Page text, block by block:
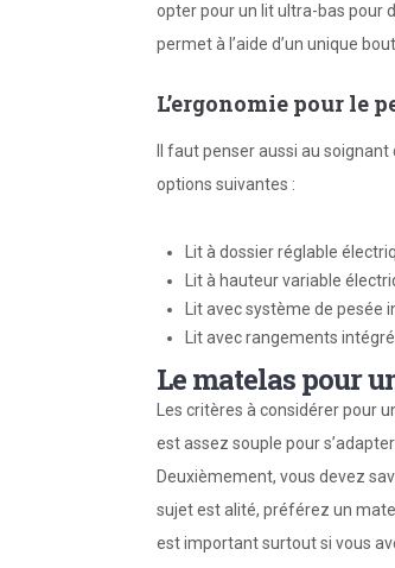
opter pour un lit ultra-bas pour
permet à l’aide d’un unique
L’ergonomie pour le
Il faut penser aussi au
options suivantes :
Lit à dossier réglable
Lit à hauteur variable
Lit avec système de pesée
Lit avec rangements
Le matelas pour
Les critères à considérer pour
est assez souple pour
Deuxièmement, vous devez
sujet est alité, préférez un
est important surtout si vous